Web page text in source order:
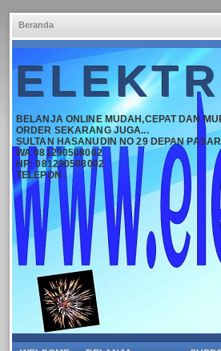
Beranda
BELANJA ONLINE MUDAH,CEPAT DAN
ORDER SEKARANG JUGA...
SULTAN HASANUDIN NO 29 DEPAN
WA 081290508002
HP: 081290508002
TELEPON :